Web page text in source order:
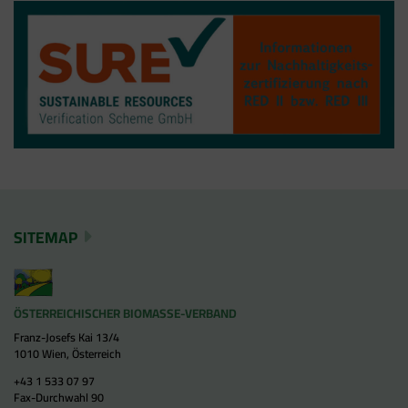
SITEMAP
ÖSTERREICHISCHER BIOMASSE-VERBAND
Franz-Josefs Kai 13/4
1010 Wien, Österreich
+43 1 533 07 97
Fax-Durchwahl 90